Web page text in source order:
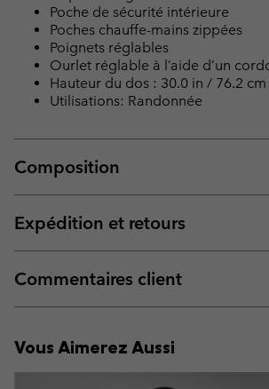
Poche de sécurité intérieure
Poches chauffe-mains zippées
Poignets réglables
Ourlet réglable à l’aide d’un
Hauteur du dos : 30.0 in / 76.2 cm
Utilisations: Randonnée
Composition
Expédition et retours
Commentaires client
Vous Aimerez Aussi